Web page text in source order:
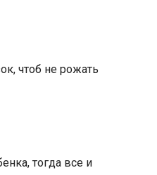
чтоб не рожать
тогда все и